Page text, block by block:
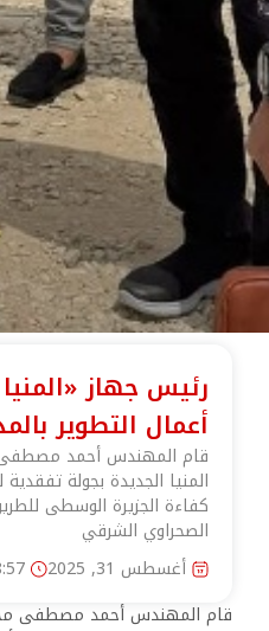
رئيس جهاز
أعمال التطوير
قام المهندس أحمد
المنيا الجديدة بجولة
كفاءة الجزيرة الوسطى
الصحراوي الشرقي
أغسطس 31, 2025
قام المهندس أحمد مصطفى